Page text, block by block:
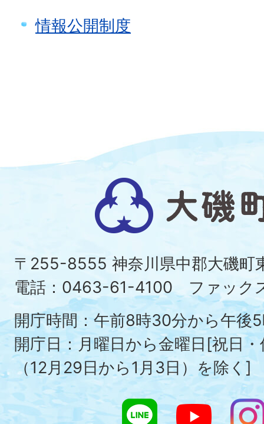
情報公開制度
大
磯
町
〒255-8555 神奈川県中郡大磯
電話：0463-61-4100 ファック
開庁時間：午前8時30分から午後
開庁日：月曜日から金曜日[祝日
（12月29日から1月3日）を除く]